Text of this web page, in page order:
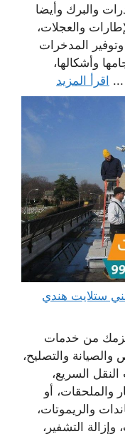
والبرك وأيضا
والعجلات،
وتوفير المدخرات
وأشكالها،
... اقرأ المزيد
ستلايت المطلاع 52227330 فني ستلايت هندي
من خدمات
والتصليح،
السريع،
والملحقات، أو
والريموتات،
التشفير،